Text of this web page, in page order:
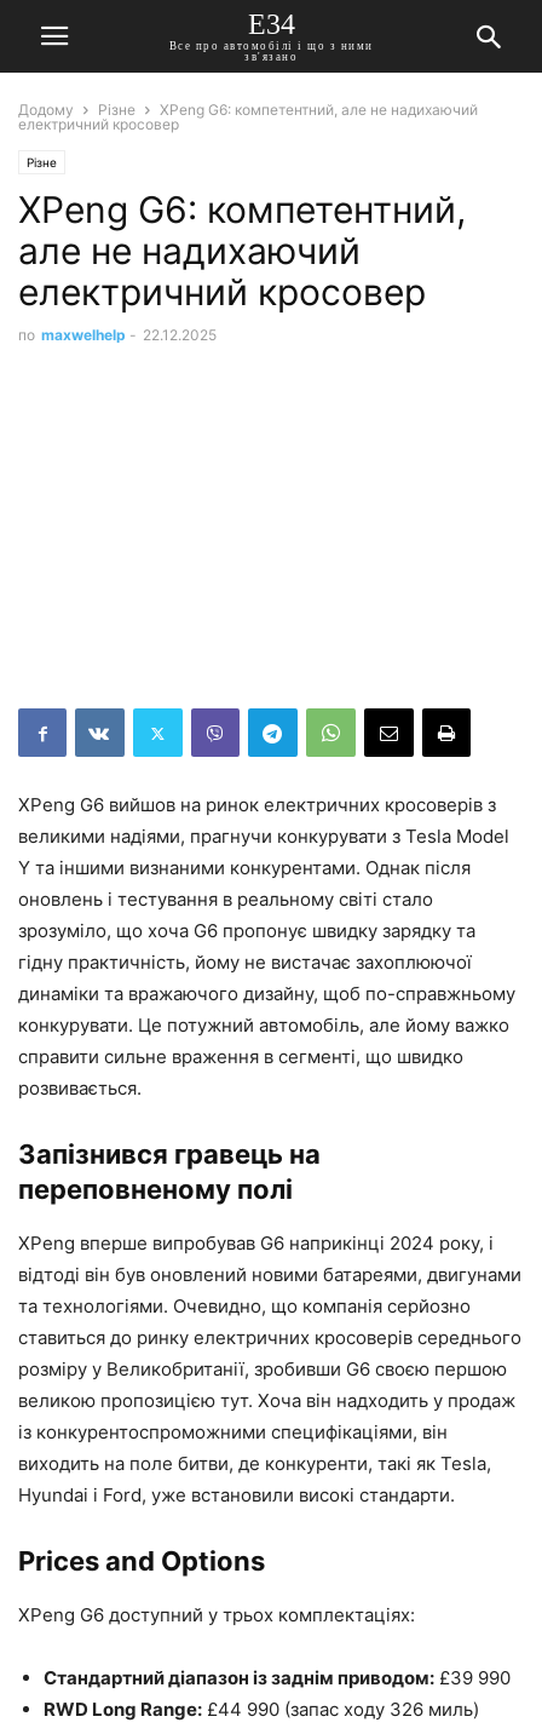
E34
Все про автомобілі і що з ними
зв'язано
Додому Різне
XPeng G6: компетентний, але не надихаючий
електричний кросовер
Різне
XPeng G6: компетентний,
але не надихаючий
електричний кросовер
по maxwelhelp - 22.12.2025
XPeng G6 вийшов на ринок електричних кросоверів з
великими надіями, прагнучи конкурувати з Tesla Model
Y та іншими визнаними конкурентами. Однак після
оновлень і тестування в реальному світі стало
зрозуміло, що хоча G6 пропонує швидку зарядку та
гідну практичність, йому не вистачає захоплюючої
динаміки та вражаючого дизайну, щоб по-справжньому
конкурувати. Це потужний автомобіль, але йому важко
справити сильне враження в сегменті, що швидко
розвивається.
Запізнився гравець на
переповненому полі
XPeng вперше випробував G6 наприкінці 2024 року, і
відтоді він був оновлений новими батареями, двигунами
та технологіями. Очевидно, що компанія серйозно
ставиться до ринку електричних кросоверів середнього
розміру у Великобританії, зробивши G6 своєю першою
великою пропозицією тут. Хоча він надходить у продаж
із конкурентоспроможними специфікаціями, він
виходить на поле битви, де конкуренти, такі як Tesla,
Hyundai і Ford, уже встановили високі стандарти.
Prices and Options
XPeng G6 доступний у трьох комплектаціях:
Стандартний діапазон із заднім приводом: £39 990
RWD Long Range: £44 990 (запас ходу 326 миль)